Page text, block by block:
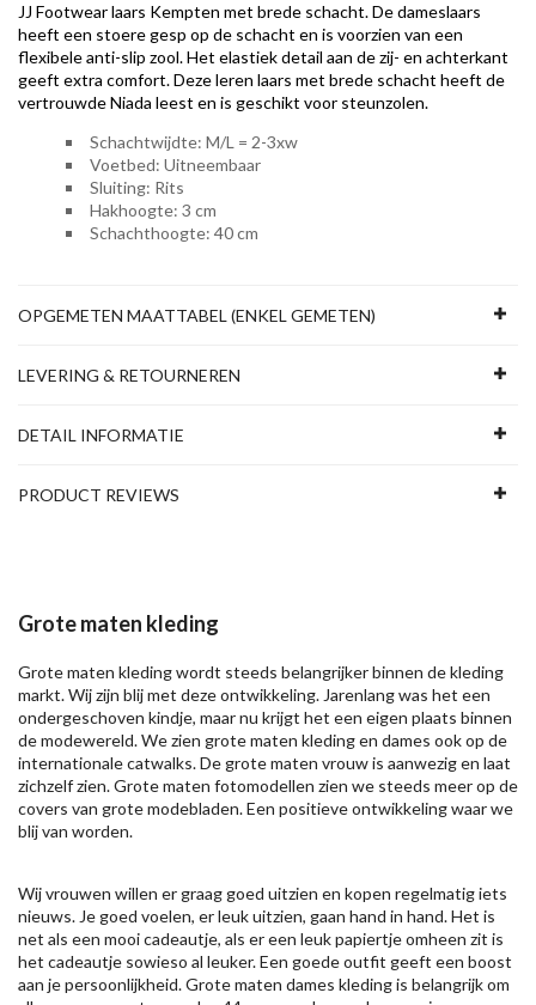
JJ Footwear laars Kempten met brede schacht. De dameslaars
heeft een stoere gesp op de schacht en is voorzien van een
flexibele anti-slip zool. Het elastiek detail aan de zij- en achterkant
geeft extra comfort. Deze leren laars met brede schacht heeft de
vertrouwde Niada leest en is geschikt voor steunzolen.
Schachtwijdte: M/L = 2-3xw
Voetbed: Uitneembaar
Sluiting: Rits
Hakhoogte: 3 cm
Schachthoogte: 40 cm
OPGEMETEN MAATTABEL (ENKEL GEMETEN)
LEVERING & RETOURNEREN
DETAIL INFORMATIE
PRODUCT REVIEWS
Grote maten kleding
Grote maten kleding wordt steeds belangrijker binnen de kleding
markt. Wij zijn blij met deze ontwikkeling. Jarenlang was het een
ondergeschoven kindje, maar nu krijgt het een eigen plaats binnen
de modewereld. We zien grote maten kleding en dames ook op de
internationale catwalks. De grote maten vrouw is aanwezig en laat
zichzelf zien. Grote maten fotomodellen zien we steeds meer op de
covers van grote modebladen. Een positieve ontwikkeling waar we
blij van worden.
Wij vrouwen willen er graag goed uitzien en kopen regelmatig iets
nieuws. Je goed voelen, er leuk uitzien, gaan hand in hand. Het is
net als een mooi cadeautje, als er een leuk papiertje omheen zit is
het cadeautje sowieso al leuker. Een goede outfit geeft een boost
aan je persoonlijkheid. Grote maten dames kleding is belangrijk om